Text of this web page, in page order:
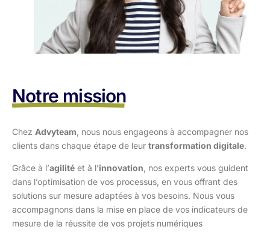
Notre mission
Chez Advyteam , nous nous engageons à accompagner nos
clients dans chaque étape de leur transformation digitale.
Grâce à l’agilité et à l’innovation , nos experts vous guident
dans l’optimisation de vos processus, en vous offrant des
solutions sur mesure adaptées à vos besoins. Nous vous
accompagnons dans la mise en place de vos indicateurs de
mesure de la réussite de vos projets numériques